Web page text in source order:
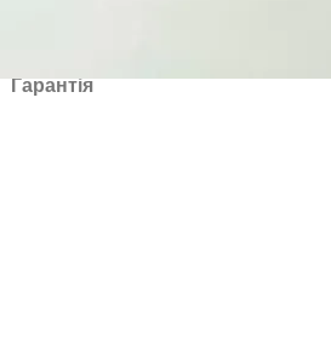
Гарантія